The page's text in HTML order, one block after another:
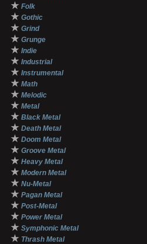
★ Folk
★ Gothic
★ Grind
★ Grunge
★ Indie
★ Industrial
★ Instrumental
★ Math
★ Melodic
★ Metal
★ Black Metal
★ Death Metal
★ Doom Metal
★ Groove Metal
★ Heavy Metal
★ Modern Metal
★ Nu-Metal
★ Pagan Metal
★ Post-Metal
★ Power Metal
★ Symphonic Metal
★ Thrash Metal